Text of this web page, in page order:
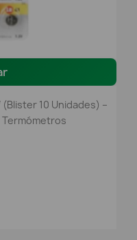
(Blister 10 Unidades) –
Termómetros